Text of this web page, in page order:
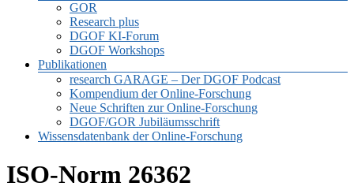
GOR
Research plus
DGOF KI-Forum
DGOF Workshops
Publikationen
research GARAGE – Der DGOF Podcast
Kompendium der Online-Forschung
Neue Schriften zur Online-Forschung
DGOF/GOR Jubiläumsschrift
Wissensdatenbank der Online-Forschung
ISO-Norm 26362